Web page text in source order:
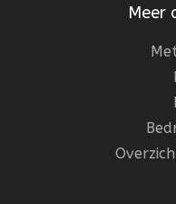
Meer